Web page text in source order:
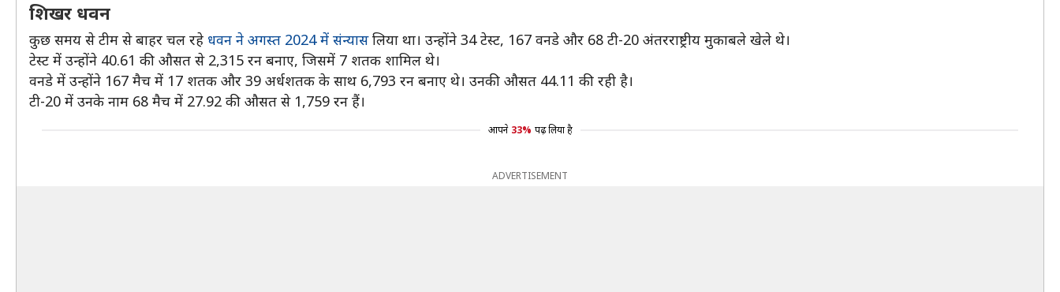
शिखर धवन
कुछ समय से टीम से बाहर चल रहे धवन ने अगस्त 2024 में संन्यासलिया था। उन्होंने 34 टेस्ट, 167 वनडे और 68 टी-20 अंतरराष्ट्रीय मुकाबले खेले थे।
टेस्ट में उन्होंने 40.61 की औसत से 2,315 रन बनाए, जिसमें 7 शतक शामिल थे।
वनडे में उन्होंने 167 मैच में 17 शतक और 39 अर्धशतक के साथ 6,793 रन बनाए थे। उनकी औसत 44.11 की रही है।
टी-20 में उनके नाम 68 मैच में 27.92 की औसत से 1,759 रन हैं।
आपने 33% पढ़ लिया है
ADVERTISEMENT